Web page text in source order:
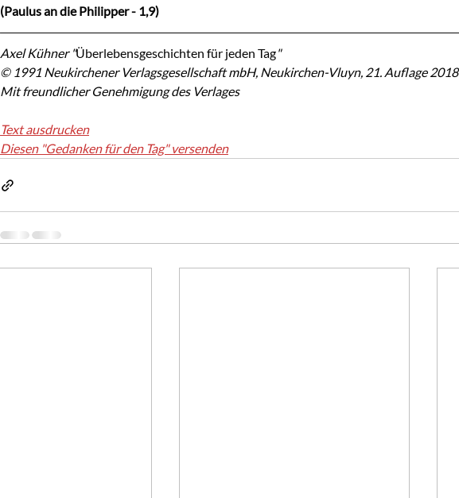
(Paulus an die Philipper - 1,9)
Axel Kühner "Überlebensgeschichten für jeden Tag"
© 1991 Neukirchener Verlagsgesellschaft mbH, Neukirchen-Vluyn, 21. Auflage 2018
Mit freundlicher Genehmigung des Verlages
Text ausdrucken
Diesen "Gedanken für den Tag" versenden